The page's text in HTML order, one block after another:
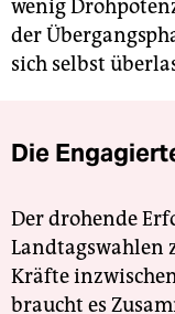
wenig
der
sich selbst
Die
Der drohende
Landtagswahlen
Kräfte
braucht es